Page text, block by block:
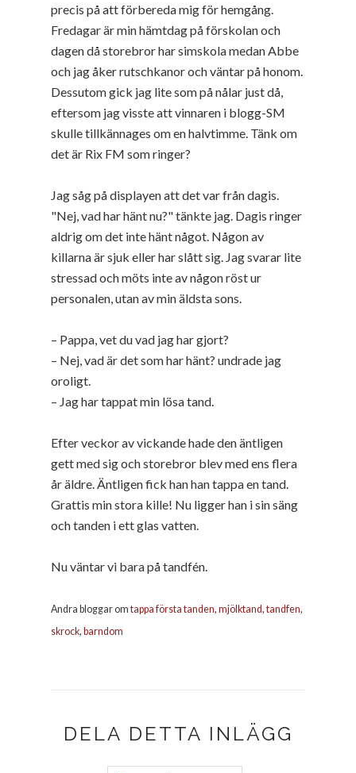
precis på att förbereda mig för hemgång.
Fredagar är min hämtdag på förskolan och
dagen då storebror har simskola medan Abbe
och jag åker rutschkanor och väntar på honom.
Dessutom gick jag lite som på nålar just då,
eftersom jag visste att vinnaren i blogg-SM
skulle tillkännages om en halvtimme. Tänk om
det är Rix FM som ringer?
Jag såg på displayen att det var från dagis.
"Nej, vad har hänt nu?" tänkte jag. Dagis ringer
aldrig om det inte hänt något. Någon av
killarna är sjuk eller har slått sig. Jag svarar lite
stressad och möts inte av någon röst ur
personalen, utan av min äldsta sons.
– Pappa, vet du vad jag har gjort?
– Nej, vad är det som har hänt? undrade jag
oroligt.
– Jag har tappat min lösa tand.
Efter veckor av vickande hade den äntligen
gett med sig och storebror blev med ens flera
år äldre. Äntligen fick han han tappa en tand.
Grattis min stora kille! Nu ligger han i sin säng
och tanden i ett glas vatten.
Nu väntar vi bara på tandfén.
Andra bloggar om tappa första tanden, mjölktand, tandfen,
skrock, barndom
DELA DETTA INLÄGG